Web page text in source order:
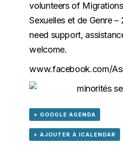
volunteers of
Sexuelles et de Genre –
need support,
welcome.
www.facebook.com/
+ GOOGLE AGENDA
+ AJOUTER À ICALENDAR